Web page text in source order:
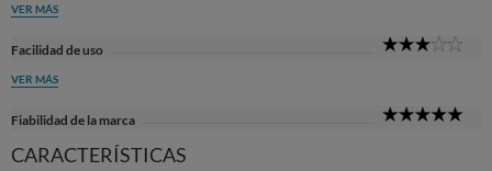
VER MÁS
Facilidad de uso
VER MÁS
Fiabilidad de la marca
CARACTERÍSTICAS